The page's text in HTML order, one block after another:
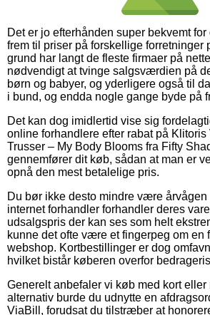
Det er jo efterhånden super bekvemt
frem til priser på forskellige forretninger
grund har langt de fleste firmaer på
nødvendigt at tvinge salgsværdien på
børn og babyer, og yderligere også til
i bund, og endda nogle gange byde på
Det kan dog imidlertid vise sig
online forhandlere efter rabat på Klitoris
Trusser – My Body Blooms fra Fifty
gennemfører dit køb, sådan at man er
opnå den mest betalelige pris.
Du bør ikke desto mindre være årvågen
internet forhandler forhandler deres
udsalgspris der kan ses som helt
kunne det ofte være et fingerpeg om en
webshop. Kortbestillinger er dog
hvilket bistår køberen overfor
Generelt anbefaler vi køb med kort
alternativ burde du udnytte en
ViaBill, forudsat du tilstræber at